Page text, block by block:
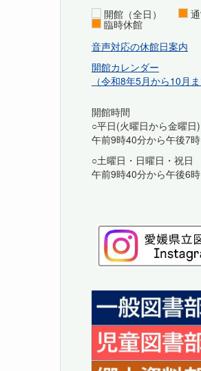
開館（全日）
臨時休館
音声対応の休館日案内
開館カレンダー
（令和8年5月から10月
開館時間
○平日(火曜日から金曜
午前9時40分から午後7時
○土曜日・日曜日・祝日
午前9時40分から午後6時